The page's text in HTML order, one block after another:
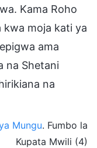
Kama Roho
kwa moja kati ya
ama
na Shetani
na
Mungu. Fumbo la
Kupata Mwili (4)